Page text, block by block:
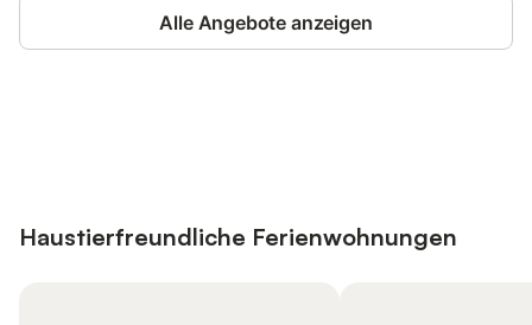
Alle Angebote anzeigen
Haustierfreundliche Ferienwohnungen